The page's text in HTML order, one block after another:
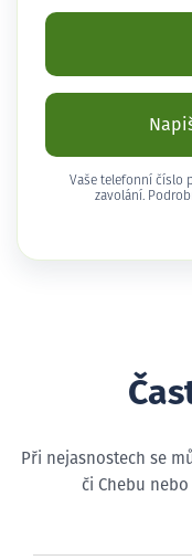
Vaše telefonní číslo
zavolání.
Při nejasnostech se
či Chebu